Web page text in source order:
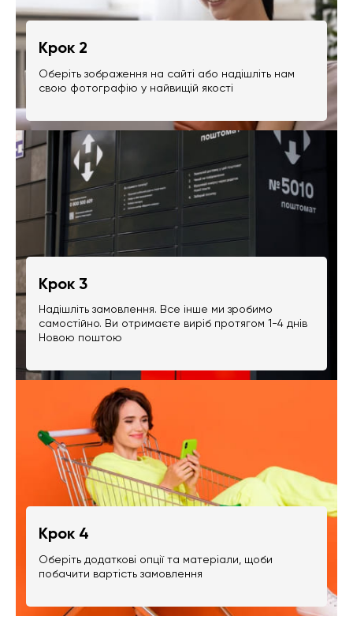
Крок 2
Оберіть зображення на сайті або надішліть нам
свою фотографію у найвищій якості
Крок 3
Надішліть замовлення. Все інше ми зробимо
самостійно. Ви отримаєте виріб протягом 1-4 днів
Новою поштою
Крок 4
Оберіть додаткові опції та матеріали, щоби
побачити вартість замовлення